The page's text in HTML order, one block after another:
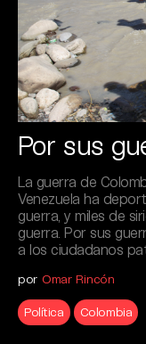
Por sus
La guerra de
Venezuela ha
guerra, y miles de
guerra. Por sus
a los ciudadanos
por Omar Rincón
Política Colombia